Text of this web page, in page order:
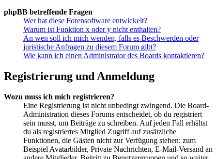
phpBB betreffende Fragen
Wer hat diese Forensoftware entwickelt?
Warum ist Funktion x oder y nicht enthalten?
An wen soll ich mich wenden, falls es Beschwerden oder
juristische Anfragen zu diesem Forum gibt?
Wie kann ich einen Administrator des Boards kontaktieren?
Registrierung und Anmeldung
Wozu muss ich mich registrieren?
Eine Registrierung ist nicht unbedingt zwingend. Die Board-
Administration dieses Forums entscheidet, ob du registriert
sein musst, um Beiträge zu schreiben. Auf jeden Fall erhältst
du als registriertes Mitglied Zugriff auf zusätzliche
Funktionen, die Gästen nicht zur Verfügung stehen: zum
Beispiel Avatarbilder, Private Nachrichten, E-Mail-Versand an